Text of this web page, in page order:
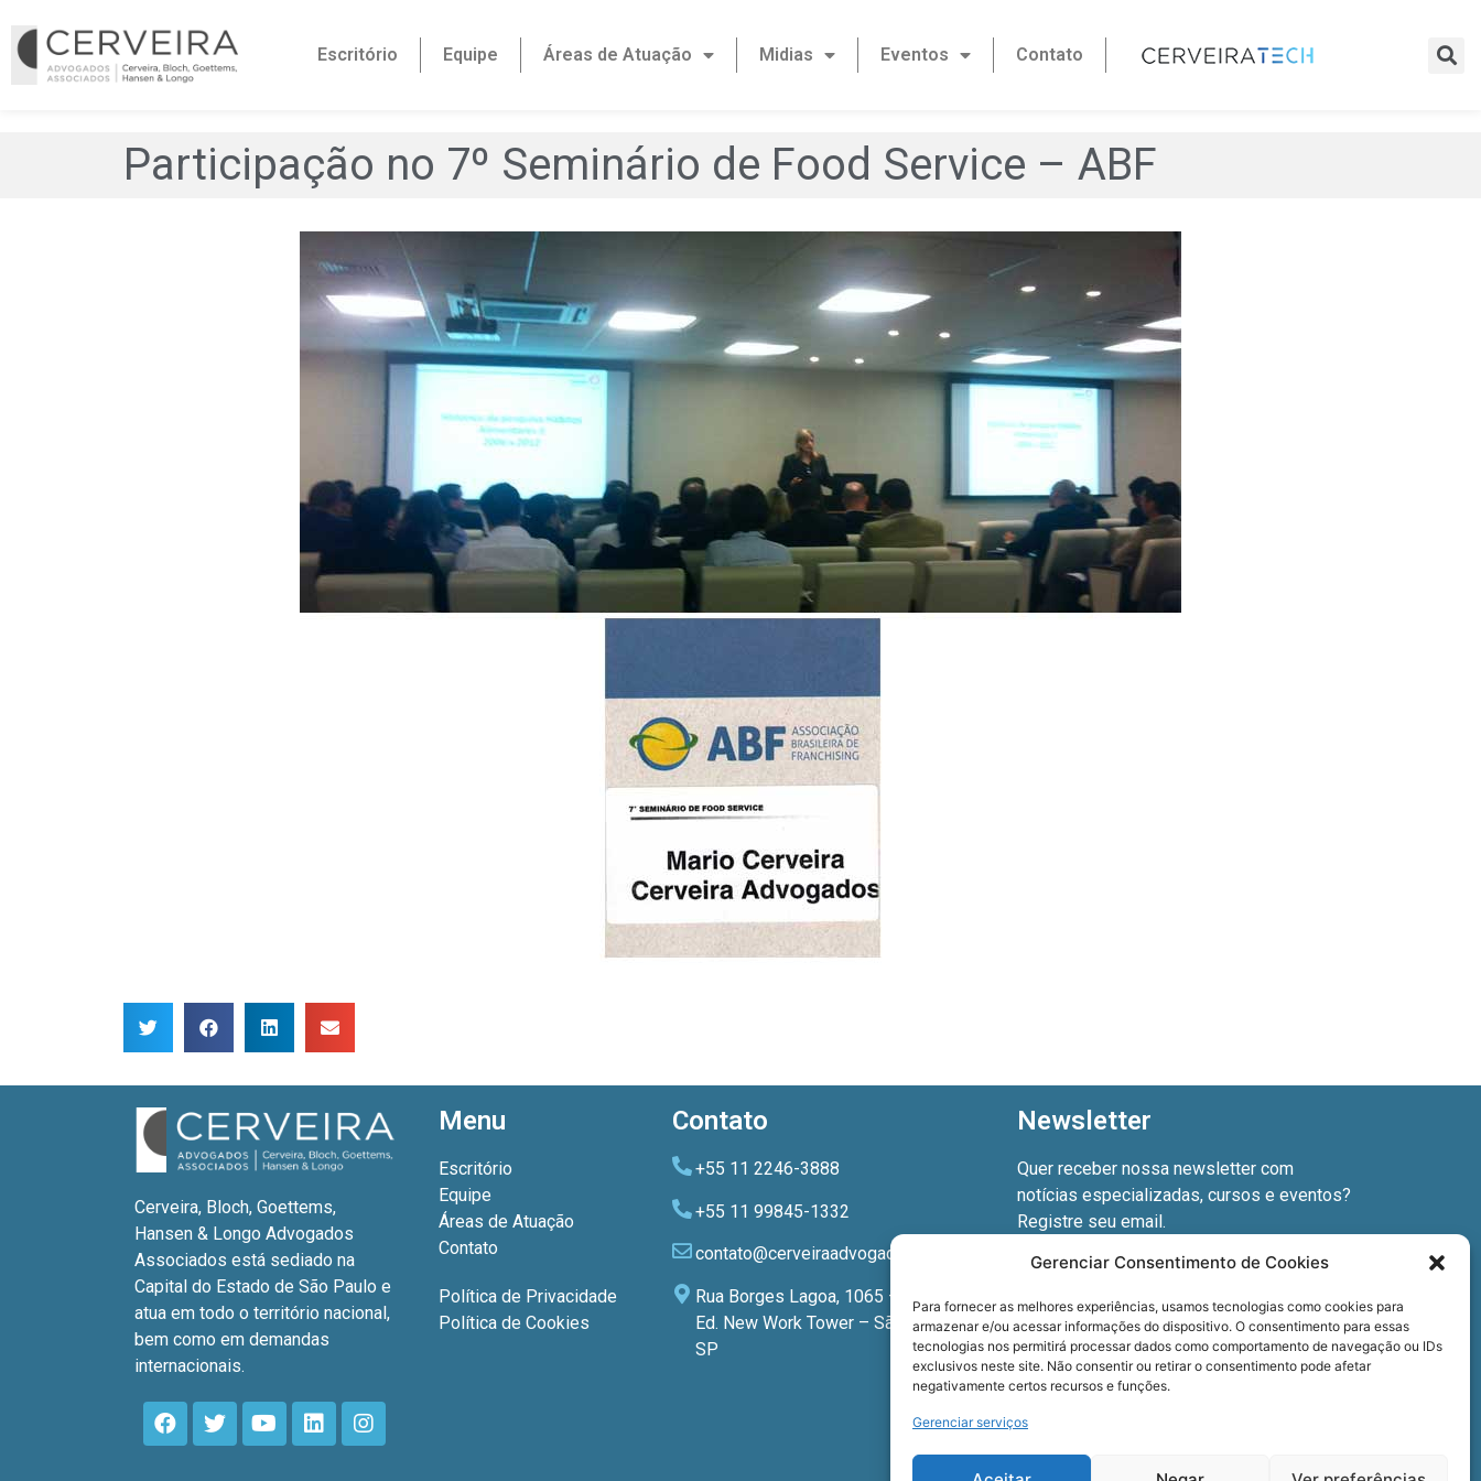
Gerenciar Consentimento de Cookies
Para fornecer as melhores experiências, usamos tecnologias como cookies para
armazenar e/ou acessar informações do dispositivo. O consentimento para essas
tecnologias nos permitirá processar dados como comportamento de navegação ou IDs
exclusivos neste site. Não consentir ou retirar o consentimento pode afetar
negativamente certos recursos e funções.
Gerenciar serviços
Escritório Equipe Áreas de Atuação Midias Eventos Contato
Participação no 7º Seminário de Food Service – ABF
Cerveira, Bloch, Goettems,
Hansen & Longo Advogados
Associados está sediado na
Capital do Estado de São Paulo e
atua em todo o território nacional,
bem como em demandas
internacionais.
Menu
Escritório
Equipe
Áreas de Atuação
Contato
Política de Privacidade
Política de Cookies
Contato
+55 11 2246-3888
+55 11 99845-1332
contato@cerveiraadvogados.com.br
Rua Borges Lagoa, 1065 – 3º andar
Ed. New Work Tower – São Paulo –
SP
Newsletter
Quer receber nossa newsletter com
notícias especializadas, cursos e eventos?
Registre seu email.
Termos de usoe aPolítica de privacidade